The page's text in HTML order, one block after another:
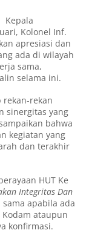
Kepala
Kolonel Inf.
apresiasi dan
ada di wilayah
sama,
selama ini.
rekan-rekan
sinergitas yang
bahwa
kegiatan yang
dan terakhir
HUT Ke
Integritas Dan
apabila ada
ataupun
konfirmasi.